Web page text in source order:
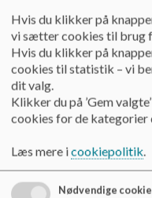
i
nydamskolen
Skolebestyrelsen
Forretningsorden for
Dokumenter
Hvis du klikker på
vi sætter cookies til brug
Hvis du klikker på
cookies til statistik – vi
dit valg.
Klikker du på ’Gem
cookies for de kategorier
Læs mere icookiepolitik.
Nødvendige